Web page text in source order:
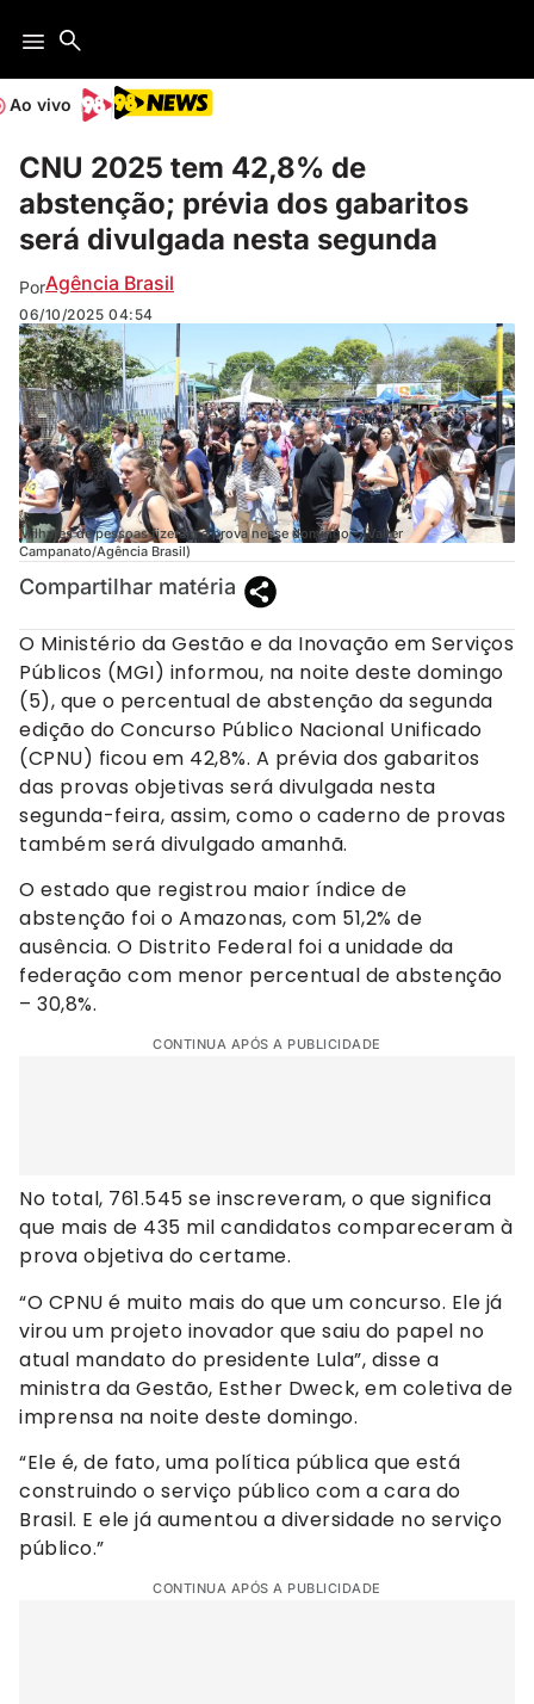
Ao vivo
CNU 2025 tem 42,8% de
abstenção; prévia dos gabaritos
será divulgada nesta segunda
PorAgência Brasil
06/10/2025 04:54
Milhares de pessoas fizeram a prova nesse domingo - (Valter
Campanato/Agência Brasil)
Compartilhar matéria
O Ministério da Gestão e da Inovação em Serviços
Públicos (MGI) informou, na noite deste domingo
(5), que o percentual de abstenção da segunda
edição do Concurso Público Nacional Unificado
(CPNU) ficou em 42,8%. A prévia dos gabaritos
das provas objetivas será divulgada nesta
segunda-feira, assim, como o caderno de provas
também será divulgado amanhã.
O estado que registrou maior índice de
abstenção foi o Amazonas, com 51,2% de
ausência. O Distrito Federal foi a unidade da
federação com menor percentual de abstenção
– 30,8%.
CONTINUA APÓS A PUBLICIDADE
No total, 761.545 se inscreveram, o que significa
que mais de 435 mil candidatos compareceram à
prova objetiva do certame.
“O CPNU é muito mais do que um concurso. Ele já
virou um projeto inovador que saiu do papel no
atual mandato do presidente Lula”, disse a
ministra da Gestão, Esther Dweck, em coletiva de
imprensa na noite deste domingo.
“Ele é, de fato, uma política pública que está
construindo o serviço público com a cara do
Brasil. E ele já aumentou a diversidade no serviço
público.”
CONTINUA APÓS A PUBLICIDADE